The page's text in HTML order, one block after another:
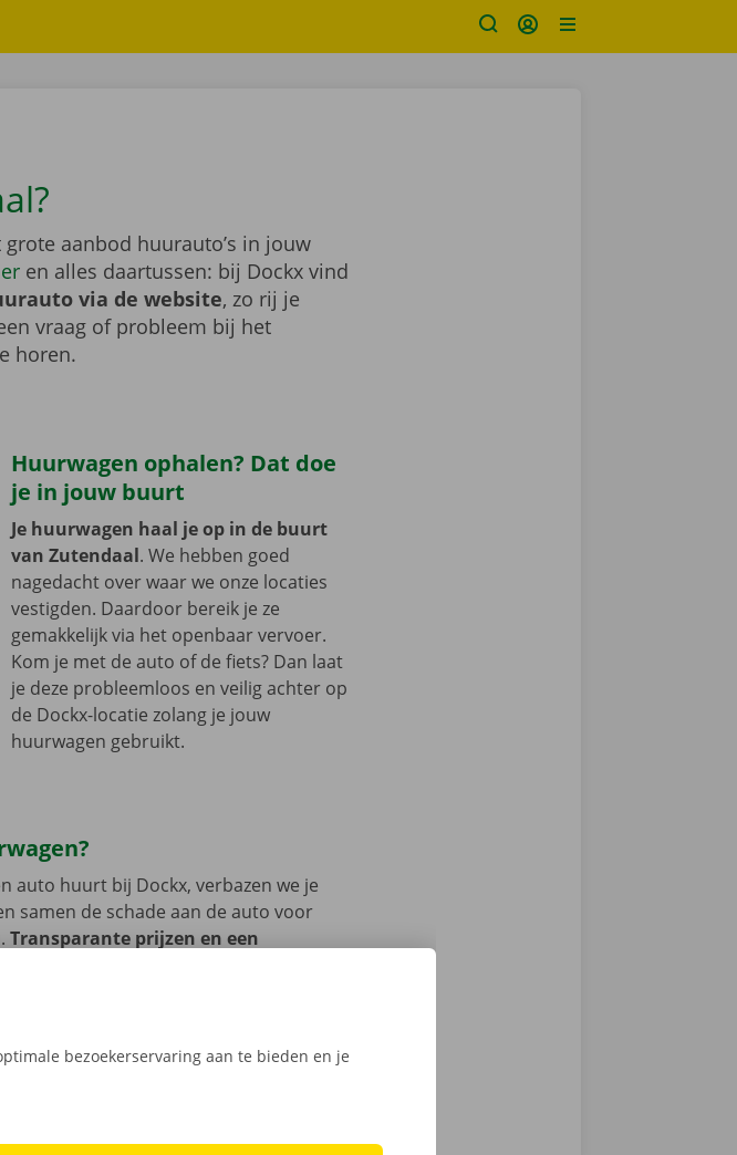
aanbod huurauto’s in jouw
en alles daartussen: bij Dockx vind
via de website, zo rij je
vraag of probleem bij het
horen.
Huurwagen ophalen? Dat doe
je in jouw buurt
Je huurwagen haal je op in de buurt
van Zutendaal. We hebben goed
nagedacht over waar we onze locaties
vestigden. Daardoor bereik je ze
gemakkelijk via het openbaar vervoer.
Kom je met de auto of de fiets? Dan laat
je deze probleemloos en veilig achter op
de Dockx-locatie zolang je jouw
huurwagen gebruikt.
auto huurt bij Dockx, verbazen we je
samen de schade aan de auto voor
Transparante prijzen en een
voor je klaar.
bezoekerservaring aan te bieden en je